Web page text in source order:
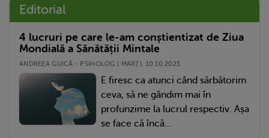
Editorial
4 lucruri pe care le-am conștientizat de Ziua
Mondială a Sănătății Mintale
ANDREEA GUICĂ - PSIHOLOG | MARŢI, 10.10.2023
E firesc ca atunci când sărbătorim
ceva, să ne gândim mai în
profunzime la lucrul respectiv. Așa
se face că încă...